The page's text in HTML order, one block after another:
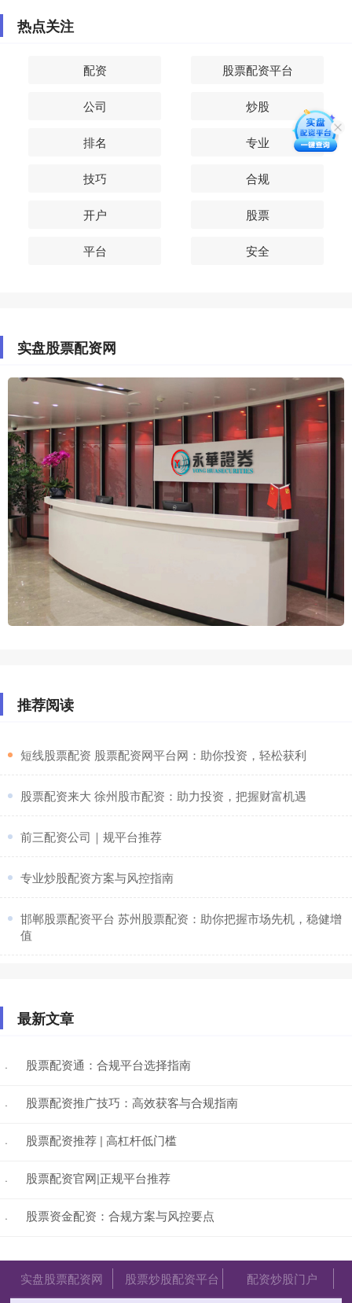
热点关注
配资 股票配资平台
公司 炒股
排名 专业
技巧 合规
开户 股票
平台 安全
实盘股票配资网
推荐阅读
​短线股票配资 股票配资网平台网：助你投资，轻松获利
​股票配资来大 徐州股市配资：助力投资，把握财富机遇
​前三配资公司｜规平台推荐
​专业炒股配资方案与风控指南
​邯郸股票配资平台 苏州股票配资：助你把握市场先机，稳健增
值
最新文章
· 股票配资通：合规平台选择指南
· 股票配资推广技巧：高效获客与合规指南
· 股票配资推荐 | 高杠杆低门槛
· 股票配资官网|正规平台推荐
· 股票资金配资：合规方案与风控要点
实盘股票配资网 股票炒股配资平台 配资炒股门户